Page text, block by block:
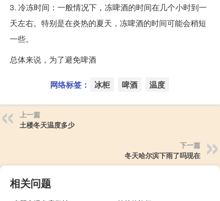
3. 冷冻时间：一般情况下，冻啤酒的时间在几个小时到一
天左右。特别是在炎热的夏天，冻啤酒的时间可能会稍短
一些。
总体来说，为了避免啤酒
网络标签： 冰柜 啤酒 温度
上一篇
土楼冬天温度多少
下一篇
冬天哈尔滨下雨了吗现在
相关问题